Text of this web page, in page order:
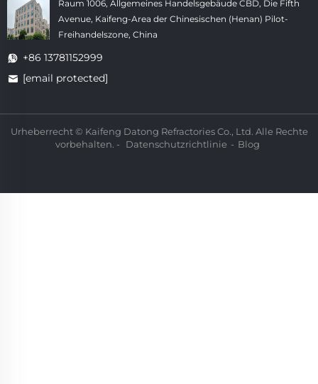
Raum 1006, Allgemeines Handelsgebäude CBD, Die Fifth
Avenue, Kaifeng-Area der Chinesischen (Henan) Pilot-
Freihandelszone, China
+86 13781152999
[email protected]
Urheberrecht © Kaifeng Datong Refractories Co., Ltd. Alle Rechte
vorbehalten. -
Datenschutzrichtlinie - Blog